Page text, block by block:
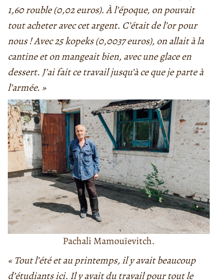
1,60 rouble (0,02 euros). À l’époque, on pouvait
tout acheter avec cet argent. C’était de l’or pour
nous ! Avec 25 kopeks (0,0037 euros), on allait à la
cantine et on mangeait bien, avec une glace en
dessert. J’ai fait ce travail jusqu’à ce que je parte à
l’armée. »
Pachali Mamouïevitch.
« Tout l’été et au printemps, il y avait beaucoup
d’étudiants ici. Il y avait du travail pour tout le